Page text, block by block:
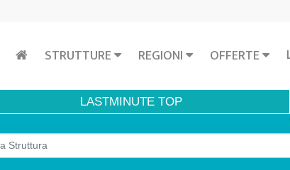
STRUTTURE REGIONI OFFERTE
LASTMINUTE TOP